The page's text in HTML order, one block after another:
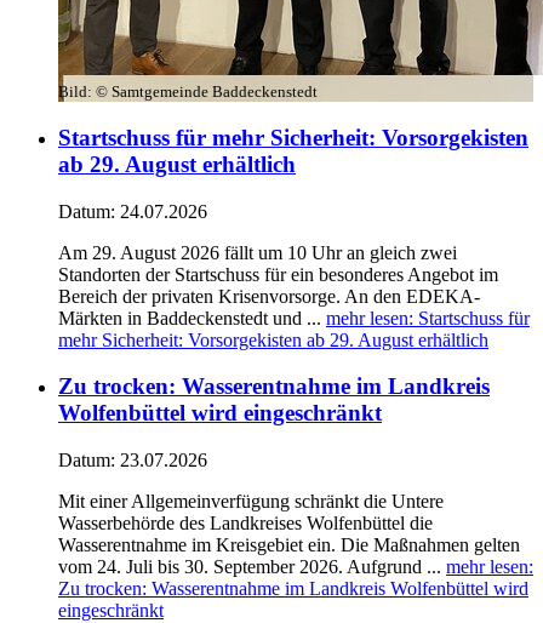
Bild: © Samtgemeinde Baddeckenstedt
Startschuss für mehr Sicherheit: Vorsorgekisten
ab 29. August erhältlich
Datum: 24.07.2026
Am 29. August 2026 fällt um 10 Uhr an gleich zwei
Standorten der Startschuss für ein besonderes Angebot im
Bereich der privaten Krisenvorsorge. An den EDEKA-
Märkten in Baddeckenstedt und ... mehr lesen: Startschuss für
mehr Sicherheit: Vorsorgekisten ab 29. August erhältlich
Zu trocken: Wasserentnahme im Landkreis
Wolfenbüttel wird eingeschränkt
Datum: 23.07.2026
Mit einer Allgemeinverfügung schränkt die Untere
Wasserbehörde des Landkreises Wolfenbüttel die
Wasserentnahme im Kreisgebiet ein. Die Maßnahmen gelten
vom 24. Juli bis 30. September 2026. Aufgrund ... mehr lesen:
Zu trocken: Wasserentnahme im Landkreis Wolfenbüttel wird
eingeschränkt